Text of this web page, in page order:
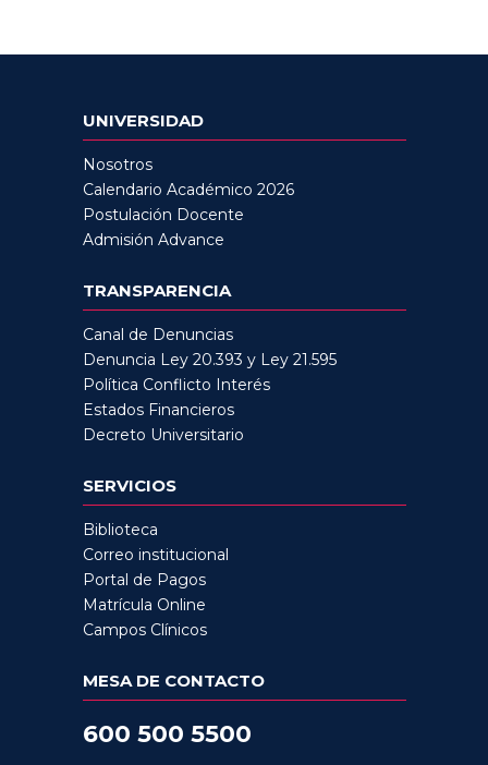
UNIVERSIDAD
Nosotros
Calendario Académico 2026
Postulación Docente
Admisión Advance
TRANSPARENCIA
Canal de Denuncias
Denuncia Ley 20.393 y Ley 21.595
Política Conflicto Interés
Estados Financieros
Decreto Universitario
SERVICIOS
Biblioteca
Correo institucional
Portal de Pagos
Matrícula Online
Campos Clínicos
MESA DE CONTACTO
600 500 5500